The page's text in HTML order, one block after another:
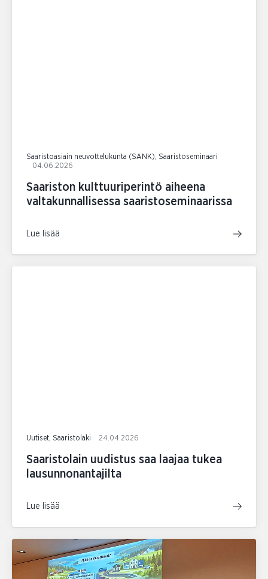
Saaristoasiain neuvottelukunta (SANK), Saaristoseminaari
04.06.2026
Saariston kulttuuriperintö aiheena
valtakunnallisessa saaristoseminaarissa
Lue lisää
Uutiset, Saaristolaki 24.04.2026
Saaristolain uudistus saa laajaa tukea
lausunnonantajilta
Lue lisää